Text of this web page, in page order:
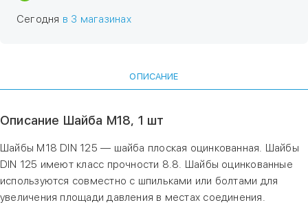
Сегодня в 3 магазинах
ОПИСАНИЕ
Описание Шайба М18, 1 шт
Шайбы M18 DIN 125 — шайба плоская оцинкованная. Шайбы
DIN 125 имеют класс прочности 8.8. Шайбы оцинкованные
используются совместно с шпильками или болтами для
увеличения площади давления в местах соединения.